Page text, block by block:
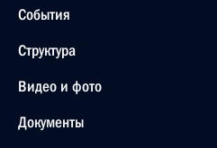
События
Структура
Видео и фото
Документы